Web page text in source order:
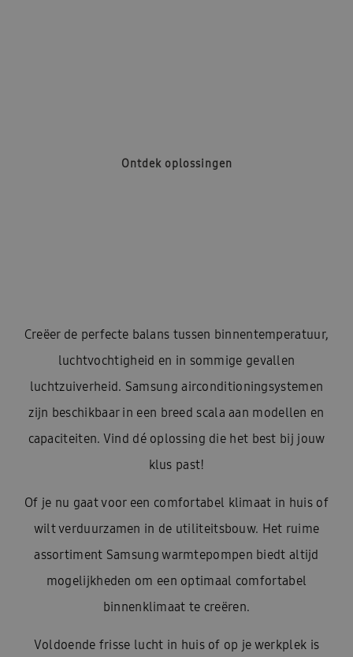
Ontdek oplossingen
Creëer de perfecte balans tussen binnentemperatuur,
luchtvochtigheid en in sommige gevallen
luchtzuiverheid. Samsung airconditioningsystemen
zijn beschikbaar in een breed scala aan modellen en
capaciteiten. Vind dé oplossing die het best bij jouw
klus past!
Of je nu gaat voor een comfortabel klimaat in huis of
wilt verduurzamen in de utiliteitsbouw. Het ruime
assortiment Samsung warmtepompen biedt altijd
mogelijkheden om een optimaal comfortabel
binnenklimaat te creëren.
Voldoende frisse lucht in huis of op je werkplek is